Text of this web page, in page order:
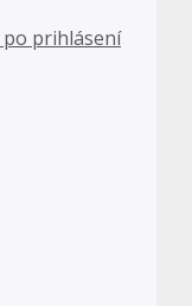
prihlásení